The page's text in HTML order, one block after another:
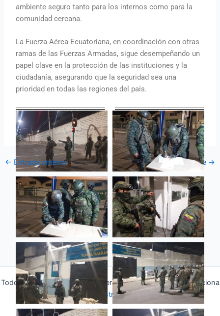
ambiente seguro tanto para los internos como para la
comunidad cercana.
La Fuerza Aérea Ecuatoriana, en coordinación con otras
ramas de las Fuerzas Armadas, sigue desempeñando un
papel clave en la protección de las instituciones y la
ciudadanía, asegurando que la seguridad sea una
prioridad en todas las regiones del país.
← Entrada anterior Entrada siguiente →
Todos los derechos © 2026 Fuerza Aérea Ecuatoriana | Funciona
gracias aTema Astra para WordPress